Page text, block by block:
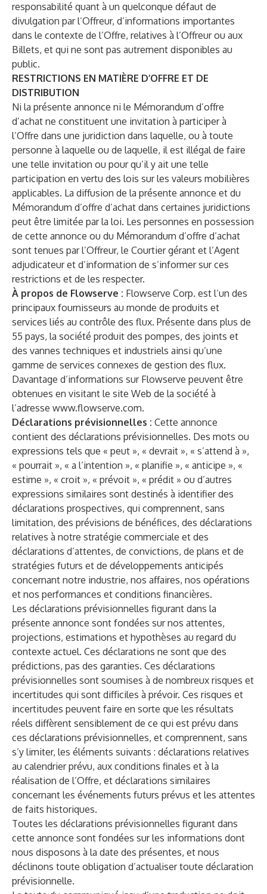
responsabilité quant à un quelconque défaut de
divulgation par l’Offreur, d’informations importantes
dans le contexte de l’Offre, relatives à l’Offreur ou aux
Billets, et qui ne sont pas autrement disponibles au
public.
RESTRICTIONS EN MATIÈRE D’OFFRE ET DE
DISTRIBUTION
Ni la présente annonce ni le Mémorandum d’offre
d’achat ne constituent une invitation à participer à
l’Offre dans une juridiction dans laquelle, ou à toute
personne à laquelle ou de laquelle, il est illégal de faire
une telle invitation ou pour qu’il y ait une telle
participation en vertu des lois sur les valeurs mobilières
applicables. La diffusion de la présente annonce et du
Mémorandum d’offre d’achat dans certaines juridictions
peut être limitée par la loi. Les personnes en possession
de cette annonce ou du Mémorandum d’offre d’achat
sont tenues par l’Offreur, le Courtier gérant et l’Agent
adjudicateur et d’information de s’informer sur ces
restrictions et de les respecter.
À propos de Flowserve : Flowserve Corp. est l’un des
principaux fournisseurs au monde de produits et
services liés au contrôle des flux. Présente dans plus de
55 pays, la société produit des pompes, des joints et
des vannes techniques et industriels ainsi qu’une
gamme de services connexes de gestion des flux.
Davantage d’informations sur Flowserve peuvent être
obtenues en visitant le site Web de la société à
l’adresse www.flowserve.com.
Déclarations prévisionnelles : Cette annonce
contient des déclarations prévisionnelles. Des mots ou
expressions tels que « peut », « devrait », « s’attend à »,
« pourrait », « a l’intention », « planifie », « anticipe », «
estime », « croit », « prévoit », « prédit » ou d’autres
expressions similaires sont destinés à identifier des
déclarations prospectives, qui comprennent, sans
limitation, des prévisions de bénéfices, des déclarations
relatives à notre stratégie commerciale et des
déclarations d’attentes, de convictions, de plans et de
stratégies futurs et de développements anticipés
concernant notre industrie, nos affaires, nos opérations
et nos performances et conditions financières.
Les déclarations prévisionnelles figurant dans la
présente annonce sont fondées sur nos attentes,
projections, estimations et hypothèses au regard du
contexte actuel. Ces déclarations ne sont que des
prédictions, pas des garanties. Ces déclarations
prévisionnelles sont soumises à de nombreux risques et
incertitudes qui sont difficiles à prévoir. Ces risques et
incertitudes peuvent faire en sorte que les résultats
réels diffèrent sensiblement de ce qui est prévu dans
ces déclarations prévisionnelles, et comprennent, sans
s’y limiter, les éléments suivants : déclarations relatives
au calendrier prévu, aux conditions finales et à la
réalisation de l’Offre, et déclarations similaires
concernant les événements futurs prévus et les attentes
de faits historiques.
Toutes les déclarations prévisionnelles figurant dans
cette annonce sont fondées sur les informations dont
nous disposons à la date des présentes, et nous
déclinons toute obligation d’actualiser toute déclaration
prévisionnelle.